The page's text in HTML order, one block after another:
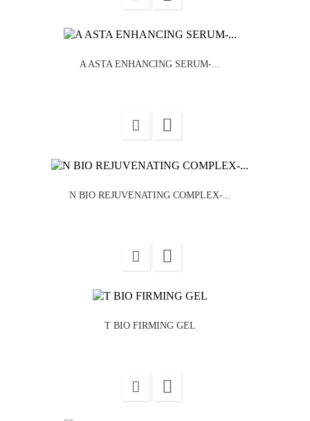
A ASTA ENHANCING SERUM-...

N BIO REJUVENATING COMPLEX-...

T BIO FIRMING GEL
